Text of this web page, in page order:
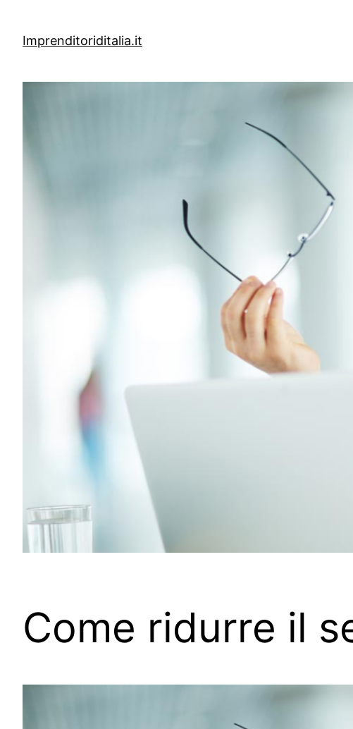
contenuto
Imprenditoriditalia.it
Come ridurre il